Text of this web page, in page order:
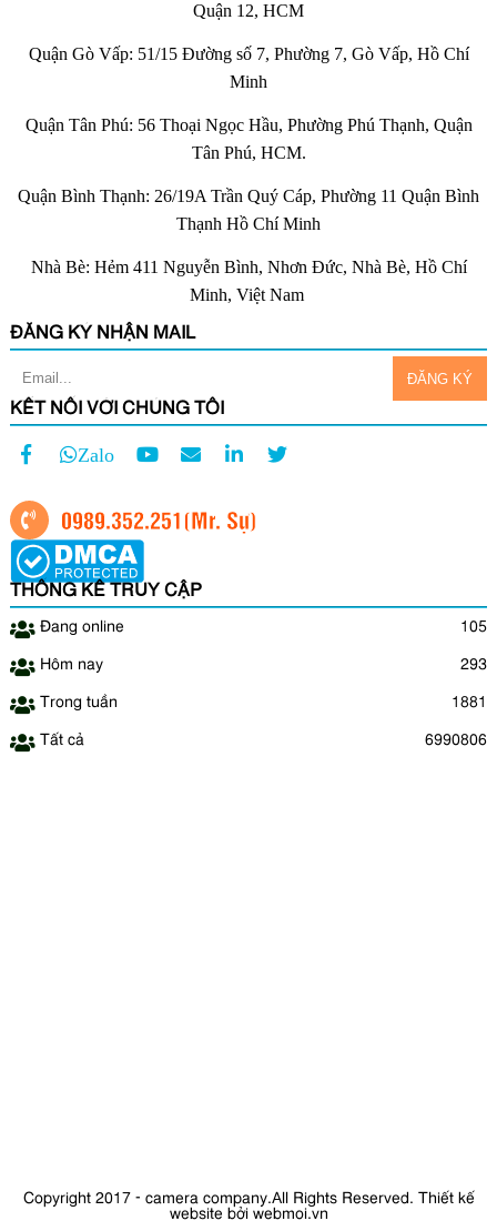
Quận 12, HCM
Quận Gò Vấp: 51/15 Đường số 7, Phường 7, Gò Vấp, Hồ Chí
Minh
Quận Tân Phú: 56 Thoại Ngọc Hầu, Phường Phú Thạnh, Quận
Tân Phú, HCM.
Quận Bình Thạnh: 26/19A Trần Quý Cáp, Phường 11 Quận Bình
Thạnh Hồ Chí Minh
Nhà Bè: Hẻm 411 Nguyễn Bình, Nhơn Đức, Nhà Bè, Hồ Chí
Minh, Việt Nam
ĐĂNG KÝ NHẬN MAIL
KẾT NỐI VỚI CHÚNG TÔI
Zalo
0989.352.251(Mr. Sự)
THỐNG KÊ TRUY CẬP
Đang online 105
Hôm nay 293
Trong tuần 1881
Tất cả 6990806
Copyright 2017 - camera company.All Rights Reserved.
Thiết kế
website bởi webmoi.vn